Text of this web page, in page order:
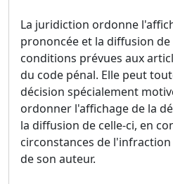
La juridiction ordonne
prononcée et la diffusion de
conditions prévues aux
du code pénal. Elle peut
décision spécialement
ordonner l'affichage de la
la diffusion de celle-ci, en
circonstances de
de son auteur.